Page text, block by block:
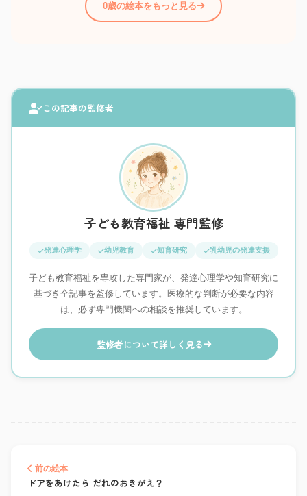
0歳の絵本をもっと見る
この記事の監修者
子ども教育福祉 専門監修
発達心理学 幼児教育 知育研究 乳幼児の発達支援
子ども教育福祉を専攻した専門家が、発達心理学や知育研究に
基づき全記事を監修しています。医療的な判断が必要な内容
は、必ず専門機関への相談を推奨しています。
監修者について詳しく見る
前の絵本
ドアをあけたら だれのおきがえ？